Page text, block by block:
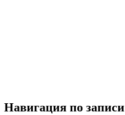
Навигация по записи